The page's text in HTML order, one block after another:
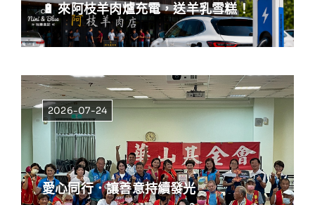
🔋 來阿枝羊肉爐充電，送羊乳雪糕！
2026-07-24
愛心同行．讓善意持續發光